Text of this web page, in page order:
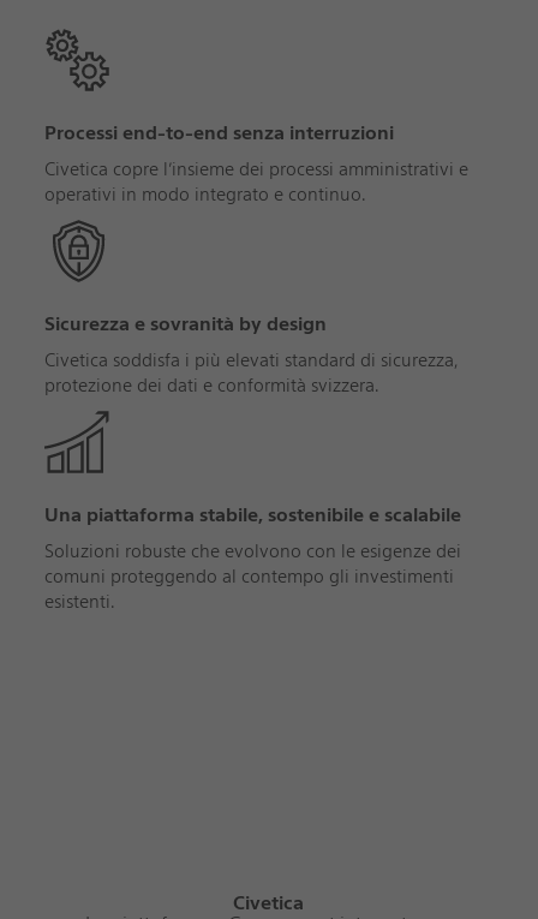
Processi end-to-end senza interruzioni
Civetica copre l’insieme dei processi amministrativi e
operativi in modo integrato e continuo.
Sicurezza e sovranità by design
Civetica soddisfa i più elevati standard di sicurezza,
protezione dei dati e conformità svizzera.
Una piattaforma stabile, sostenibile e scalabile
Soluzioni robuste che evolvono con le esigenze dei
comuni proteggendo al contempo gli investimenti
esistenti.
Civetica